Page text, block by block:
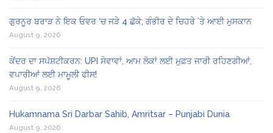
ਗੁਰਨੂਰ ਬਰਾੜ ਨੇ ਇਕ ਓਵਰ ‘ਚ ਜੜੇ 4 ਛੱਕੇ; ਗੰਭੀਰ ਦੇ ਚਿਹਰੇ ’ਤੇ ਆਈ ਮੁਸਕਾਨ
August 9, 2026
ਕੇਂਦਰ ਦਾ ਸਪੱਸ਼ਟੀਕਰਨ: UPI ਸੇਵਾਵਾਂ, ਆਮ ਲੋਕਾਂ ਲਈ ਮੁਫ਼ਤ ਜਾਰੀ ਰਹਿਣਗੀਆਂ,
ਵਪਾਰੀਆਂ ਲਈ ਮਾਮੂਲੀ ਫੀਸ!
August 9, 2026
Hukamnama Sri Darbar Sahib, Amritsar – Punjabi Dunia
August 9, 2026